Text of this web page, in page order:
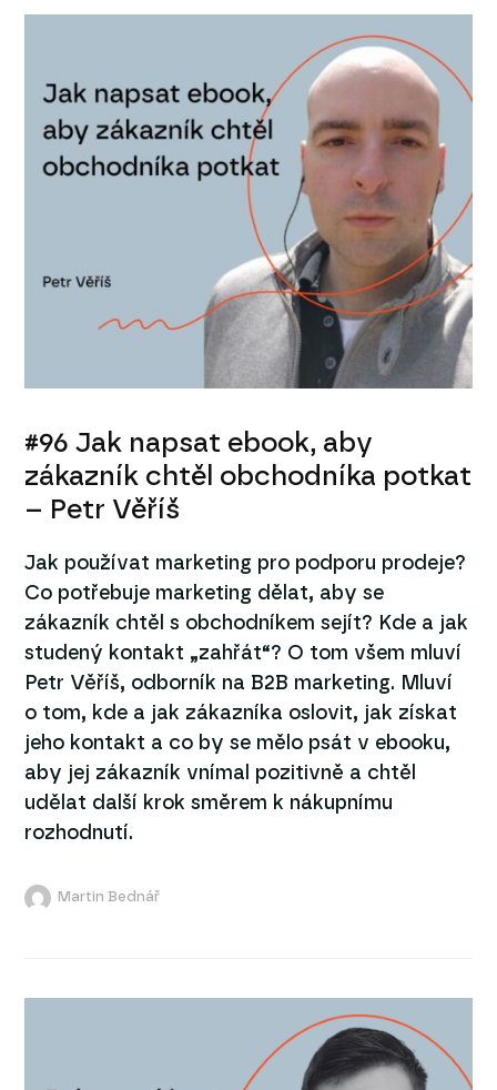
#96 Jak napsat ebook, aby
zákazník chtěl obchodníka potkat
– Petr Věříš
Jak používat marketing pro podporu prodeje?
Co potřebuje marketing dělat, aby se
zákazník chtěl s obchodníkem sejít? Kde a jak
studený kontakt „zahřát“? O tom všem mluví
Petr Věříš, odborník na B2B marketing. Mluví
o tom, kde a jak zákazníka oslovit, jak získat
jeho kontakt a co by se mělo psát v ebooku,
aby jej zákazník vnímal pozitivně a chtěl
udělat další krok směrem k nákupnímu
rozhodnutí.
Martin Bednář